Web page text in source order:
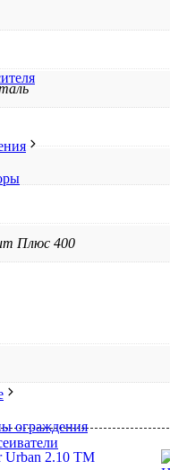
ограждения
Плюс 400